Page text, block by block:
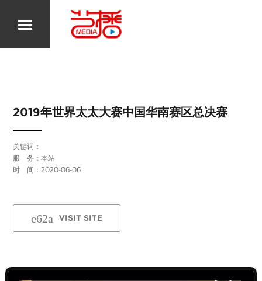
2019年世界太太大赛中国华南赛区总决赛
关键词：
服 务：本站
时 间：2020-06-06
VISIT SITE